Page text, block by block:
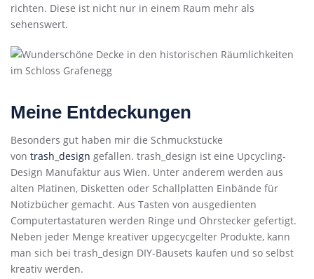
richten. Diese ist nicht nur in einem Raum mehr als
sehenswert.
Meine Entdeckungen
Besonders gut haben mir die Schmuckstücke
von trash_design gefallen. trash_design ist eine Upcycling-
Design Manufaktur aus Wien. Unter anderem werden aus
alten Platinen, Disketten oder Schallplatten Einbände für
Notizbücher gemacht. Aus Tasten von ausgedienten
Computertastaturen werden Ringe und Ohrstecker gefertigt.
Neben jeder Menge kreativer upgecycgelter Produkte, kann
man sich bei trash_design DIY-Bausets kaufen und so selbst
kreativ werden.